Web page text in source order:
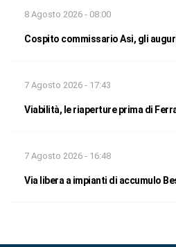
8 Agosto 2026 - 08:00
Cospito commissario Asi, gli
7 Agosto 2026 - 17:43
Viabilità, le riaperture prima di
7 Agosto 2026 - 16:48
Via libera a impianti di accumulo